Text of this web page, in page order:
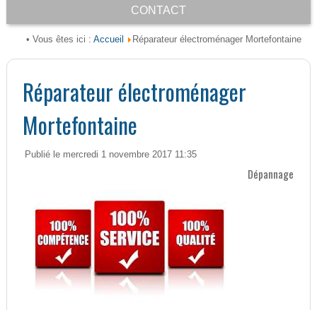
CONTACT
• Vous êtes ici : Accueil Réparateur électroménager Mortefontaine
Réparateur électroménager
Mortefontaine
Publié le mercredi 1 novembre 2017 11:35
Dépannage